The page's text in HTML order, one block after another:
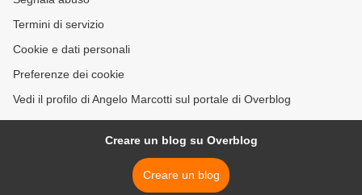
Termini di servizio
Cookie e dati personali
Preferenze dei cookie
Vedi il profilo di Angelo Marcotti sul portale di Overblog
Creare un blog su Overblog
Creare un blog